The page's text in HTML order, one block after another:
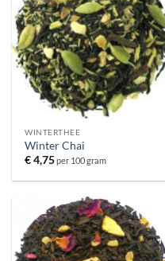
WINTERTHEE
Winter Chai
€4,75per 100 gram